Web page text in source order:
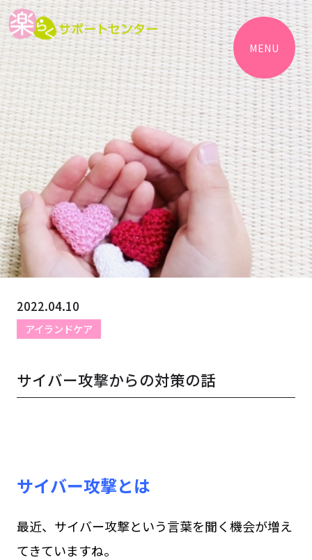
MENU
2022.04.10
アイランドケア
サイバー攻撃からの対策の話
サイバー攻撃とは
最近、サイバー攻撃という言葉を聞く機会が増え
てきていますね。